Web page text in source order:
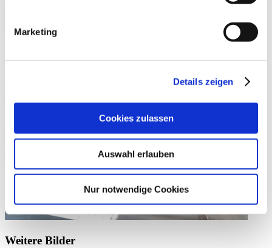
Marketing
Details zeigen
Cookies zulassen
Auswahl erlauben
Nur notwendige Cookies
Weitere Bilder